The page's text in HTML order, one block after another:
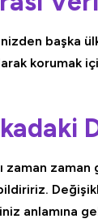
başka
korumak
zaman
anlamına